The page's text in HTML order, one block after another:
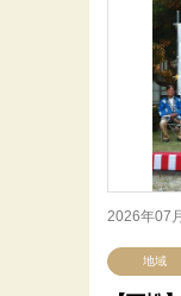
2026年07
地域